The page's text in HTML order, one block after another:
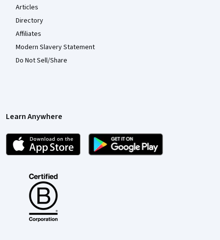
Articles
Directory
Affiliates
Modern Slavery Statement
Do Not Sell/Share
Learn Anywhere